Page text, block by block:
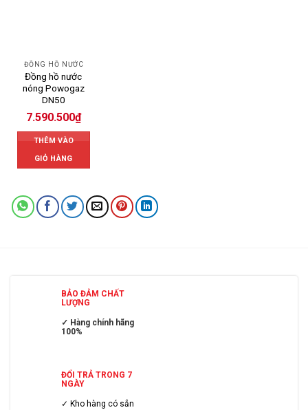
ĐỒNG HỒ NƯỚC
Đồng hồ nước
nóng Powogaz
DN50
7.590.500₫
THÊM VÀO
GIỎ HÀNG
BẢO ĐẢM CHẤT
LƯỢNG
✓ Hàng chính hãng
100%
ĐỔI TRẢ TRONG 7
NGÀY
✓ Kho hàng có sẳn